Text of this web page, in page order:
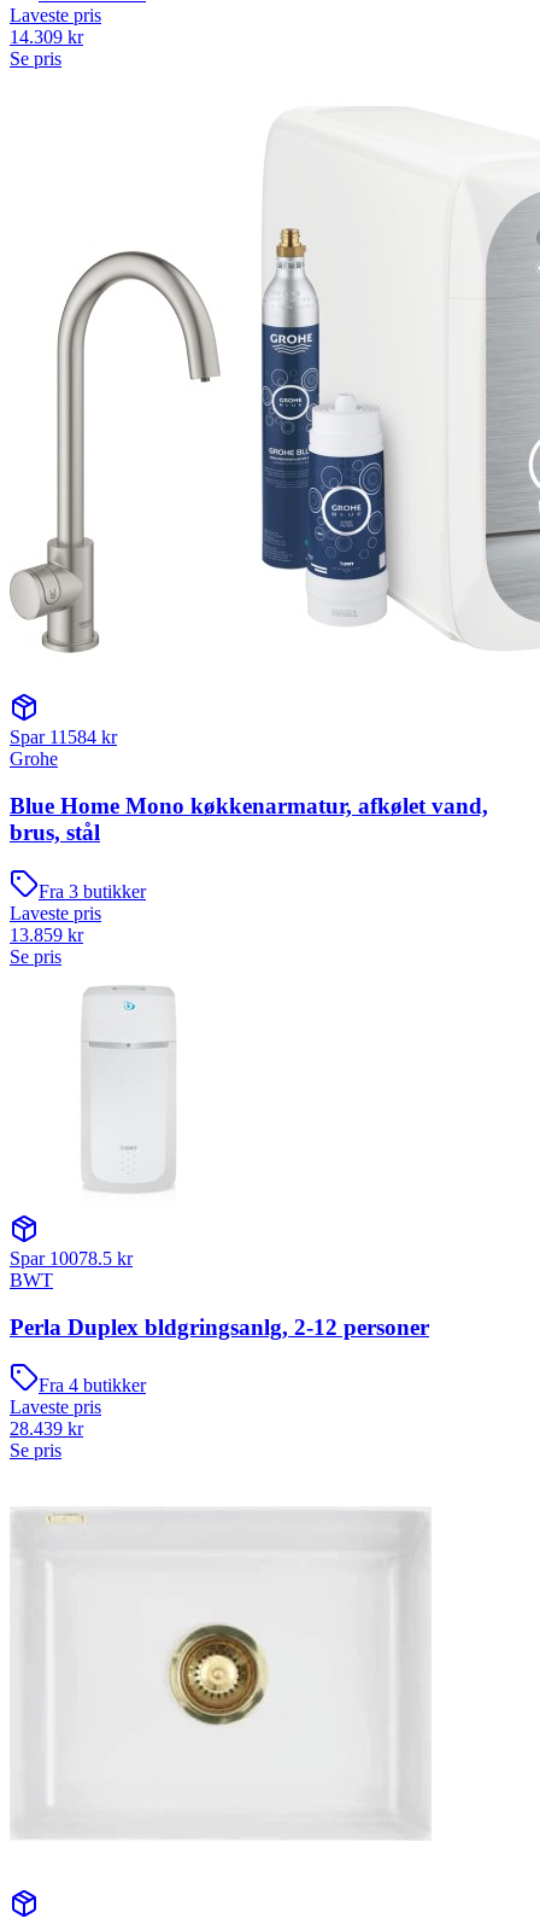
Laveste pris
14.309 kr
Se pris
Spar 11584 kr
Grohe
Blue Home Mono køkkenarmatur, afkølet vand,
brus, stål
Fra 3 butikker
Laveste pris
13.859 kr
Se pris
Spar 10078.5 kr
BWT
Perla Duplex bldgringsanlg, 2-12 personer
Fra 4 butikker
Laveste pris
28.439 kr
Se pris